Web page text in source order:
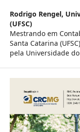
Rodrigo Rengel,
(UFSC)
Mestrando em
Santa Catarina
pela Universidade do